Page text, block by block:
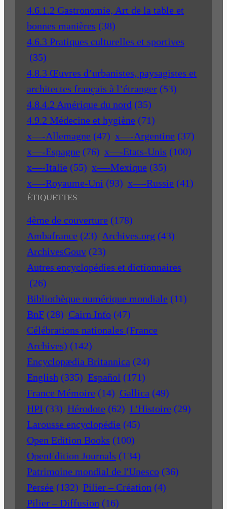
4.6.1.2 Gastronomie, Art de la table et
bonnes manières (38)
4.6.3 Pratiques culturelles et sportives
(35)
4.8.3 Œuvres d’urbanistes, paysagistes et
architectes français à l’étranger (53)
4.8.4.2 Amérique du nord (35)
4.9.2 Médecine et hygiène (71)
x—-Allemagne (47) x—-Argentine (37)
x—-Espagne (76) x—-Etats-Unis (100)
x—-Italie (55) x—-Mexique (35)
x—-Royaume-Uni (93) x—-Russie (41)
ÉTIQUETTES
4ème de couverture (178)
Ambafrance (23) Archives.org (43)
ArchivesGouv (23)
Autres encyclopédies et dictionnaires
(26)
Bibliothèque numérique mondiale (11)
BnF (28) Cairn Info (47)
Célébrations nationales (France
Archives) (142)
Encyclopædia Britannica (24)
English (335) Español (171)
France Mémoire (14) Gallica (49)
HPI (33) Hérodote (62) L'Histoire (29)
Larousse encyclopédie (45)
Open Edition Books (100)
OpenEdition Journals (134)
Patrimoine mondial de l'Unesco (36)
Persée (132) Pilier – Création (4)
Pilier – Diffusion (16)